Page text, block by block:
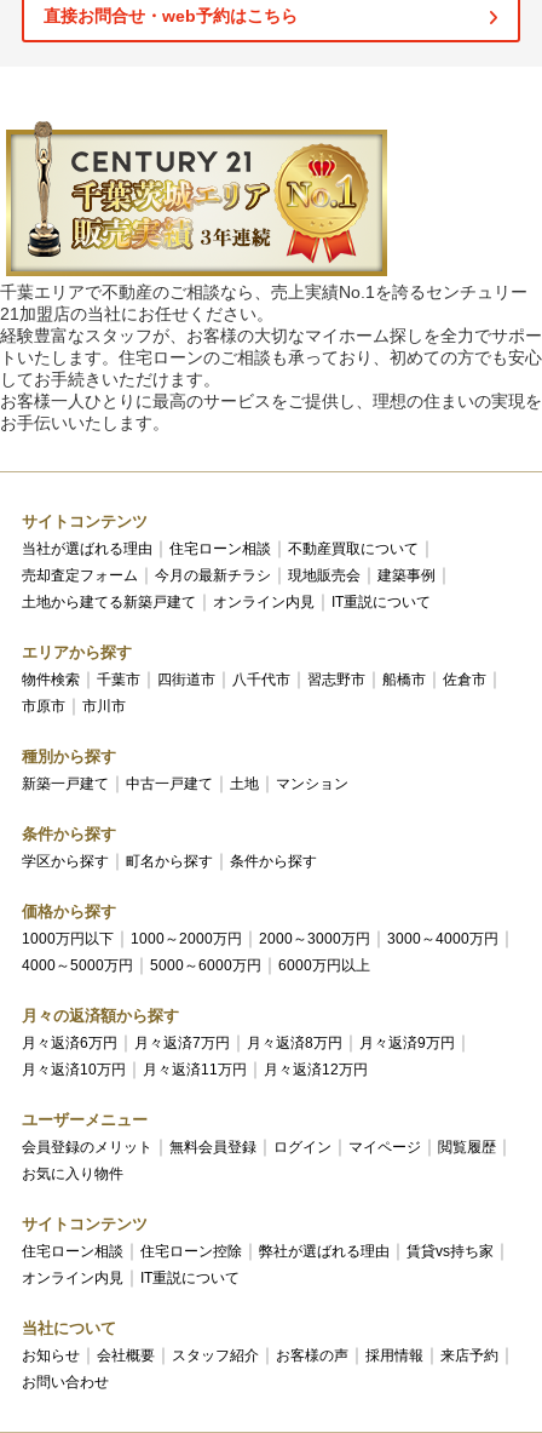
直接お問合せ・web予約はこちら
千葉エリアで不動産のご相談なら、売上実績No.1を誇るセンチュリー
21加盟店の当社にお任せください。
経験豊富なスタッフが、お客様の大切なマイホーム探しを全力でサポー
トいたします。住宅ローンのご相談も承っており、初めての方でも安心
してお手続きいただけます。
お客様一人ひとりに最高のサービスをご提供し、理想の住まいの実現を
お手伝いいたします。
サイトコンテンツ
当社が選ばれる理由 住宅ローン相談
不動産買取について
売却査定フォーム
今月の最新チラシ 現地販売会
建築事例
土地から建てる新築戸建て
オンライン内見 IT重説について
エリアから探す
物件検索 千葉市 四街道市 八千代市 習志野市 船橋市
佐倉市
市原市
市川市
種別から探す
新築一戸建て 中古一戸建て 土地 マンション
条件から探す
学区から探す 町名から探す 条件から探す
価格から探す
1000万円以下 1000～2000万円 2000～3000万円
3000～4000万円
4000～5000万円
5000～6000万円 6000万円以上
月々の返済額から探す
月々返済6万円 月々返済7万円 月々返済8万円
月々返済9万円
月々返済10万円
月々返済11万円 月々返済12万円
ユーザーメニュー
会員登録のメリット 無料会員登録 ログイン マイページ
閲覧履歴
お気に入り物件
サイトコンテンツ
住宅ローン相談 住宅ローン控除 弊社が選ばれる理由
賃貸vs持ち家
オンライン内見
IT重説について
当社について
お知らせ 会社概要 スタッフ紹介 お客様の声 採用情報
来店予約
お問い合わせ